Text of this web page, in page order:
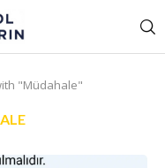
"Müdahale"